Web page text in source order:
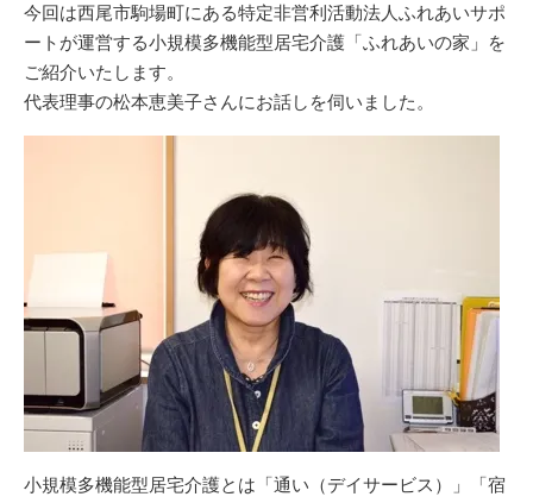
今回は西尾市駒場町にある特定非営利活動法人ふれあいサポ
ートが運営する小規模多機能型居宅介護「ふれあいの家」を
ご紹介いたします。
代表理事の松本恵美子さんにお話しを伺いました。
小規模多機能型居宅介護とは「通い（デイサービス）」「宿